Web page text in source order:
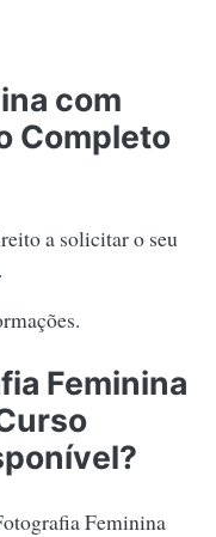
com
Completo
a solicitar o seu
Feminina
Feminina